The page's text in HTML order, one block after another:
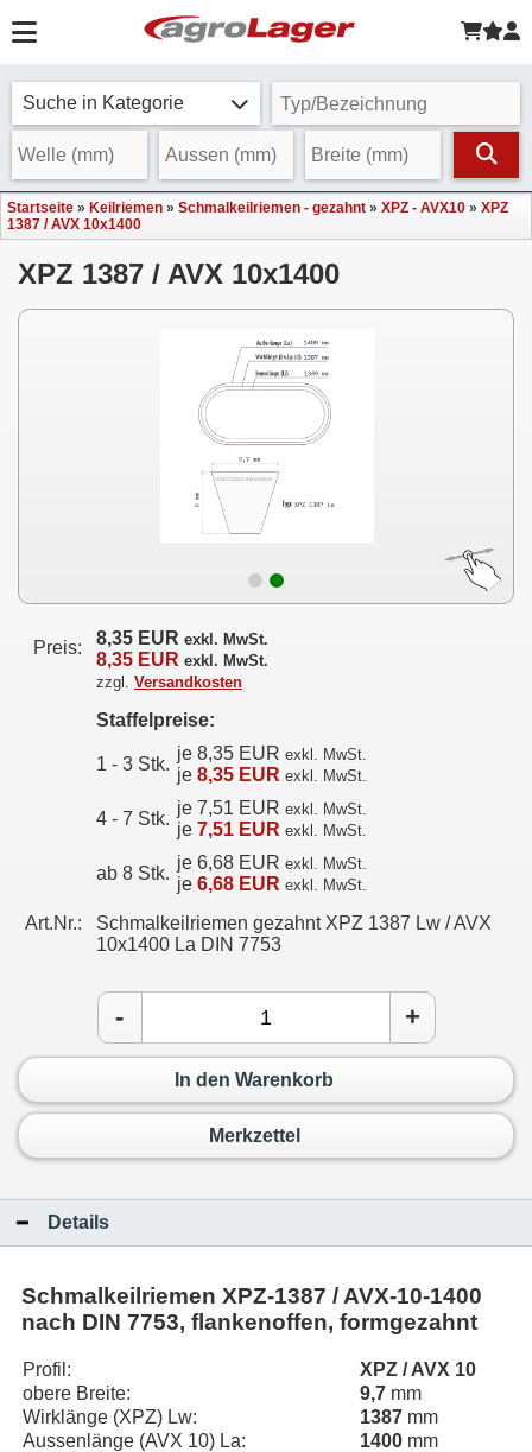
Suche in Kategorie
Startseite » Keilriemen » Schmalkeilriemen - gezahnt » XPZ - AVX10 » XPZ
1387 / AVX 10x1400
XPZ 1387 / AVX 10x1400
Preis: 8,35 EUR exkl. MwSt.
8,35 EUR exkl. MwSt.
zzgl. Versandkosten
Staffelpreise:
1 - 3 Stk.
je 8,35 EUR exkl. MwSt.
je 8,35 EUR exkl. MwSt.
4 - 7 Stk.
je 7,51 EUR exkl. MwSt.
je 7,51 EUR exkl. MwSt.
ab 8 Stk.
je 6,68 EUR exkl. MwSt.
je 6,68 EUR exkl. MwSt.
Art.Nr.:
Schmalkeilriemen gezahnt XPZ 1387 Lw / AVX
10x1400 La DIN 7753
- +
In den Warenkorb
Merkzettel
Details
Schmalkeilriemen XPZ-1387 / AVX-10-1400
nach DIN 7753, flankenoffen, formgezahnt
Profil:
XPZ / AVX 10
obere Breite:
9,7 mm
Wirklänge (XPZ) Lw:
1387 mm
Aussenlänge (AVX 10) La:
1400 mm